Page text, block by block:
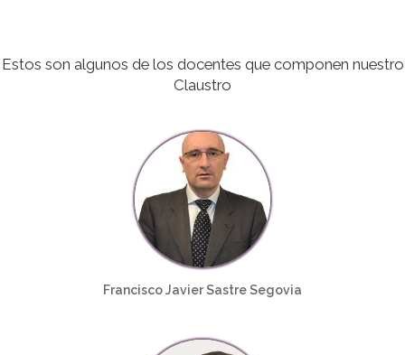
Estos son algunos de los docentes que componen nuestro
Claustro
Francisco Javier Sastre Segovia